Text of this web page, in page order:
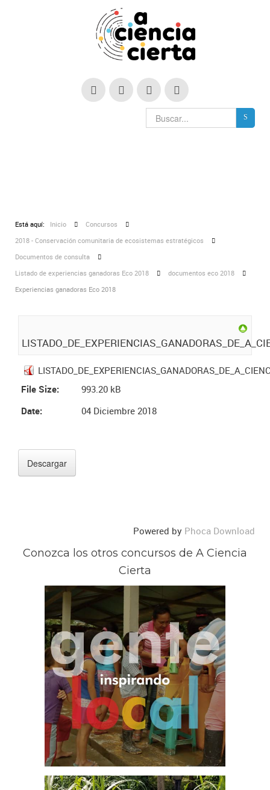
Está aquí: Inicio
Concursos
2018 - Conservación comunitaria de ecosistemas estratégicos
Documentos de consulta
Listado de experiencias ganadoras Eco 2018
documentos eco 2018
Experiencias ganadoras Eco 2018
File Size:
993.20 kB
Date:
04 Diciembre 2018
Powered by Phoca Download
Conozca los otros concursos de A Ciencia
Cierta